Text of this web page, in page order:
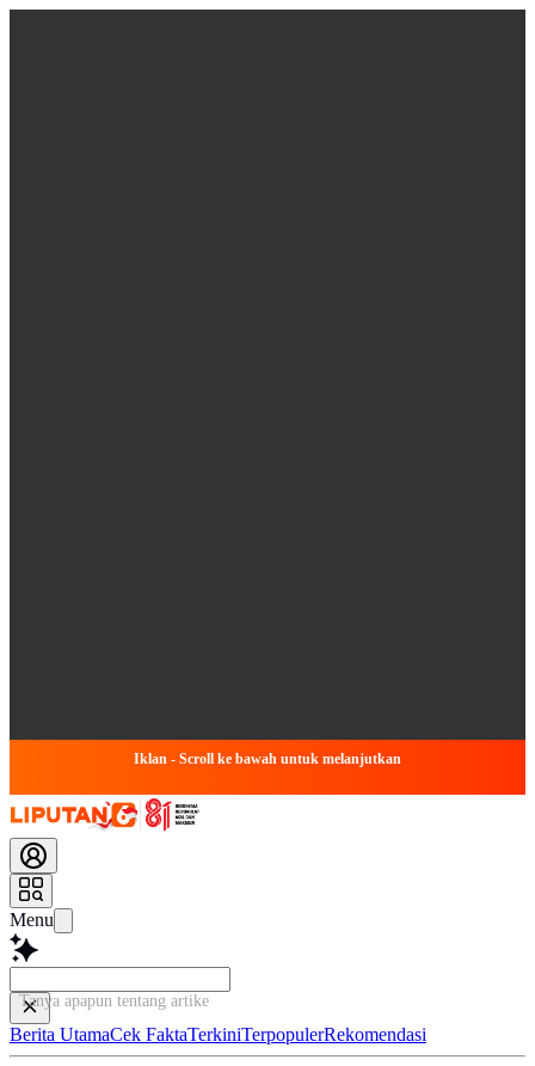
Iklan - Scroll ke bawah untuk melanjutkan
Menu
Tanya apapun tentang artikel ini...
Berita UtamaCek FaktaTerkiniTerpopulerRekomendasi